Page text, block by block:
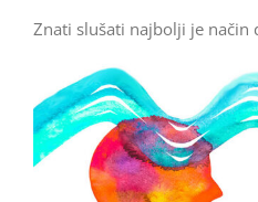
Znati slušati najbolji je način